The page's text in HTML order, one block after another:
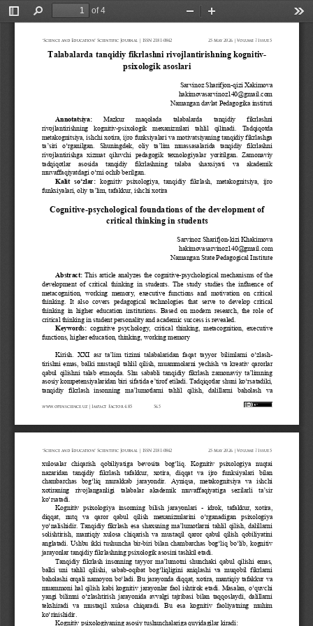
Toggle
Find
of 4
Zoom
Talabalarda tanqidiy fikrlashni rivojlantirishning kognitiv-
psixologik asoslari
Sarvinoz Sharifjon-qizi Xakimova
hakimovasarvinoz140@gmail.com
Namangan davlat Pedagogika instituti
Annotatsiya: Mazkur maqolada talabalarda tanqidiy
fikrlashni
rivojlantirishning
kognitiv-psixologik mexanizmlari tahlil qilinadi
Tadqiqotda
metakognitsiya, ishchi xotira, ijro funksiyalari va motivatsiyaning tanqidiy fikrlashga
ta’siri  o‘rganilgan.  Shuningdek,  oliy  ta’lim  muassasalarida  tanqidiy  fikrlashni
rivojlantirishga   xizmat   qiluvchi   pedagogik   texnologiyalar   yoritilgan.  Zamonaviy
tadqiqotlar     asosida     tanqidiy     fikrlashning     talaba     shaxsiyati     va     akademik
muvaffaqiyatdagi o‘rni ochib berilgan.
Kalit  so‘zlar:
kognitiv   psixologiya,   tanqidiy   fikrlash,   metakognitsiya,   ijro
funksiyalari, oliy ta’lim, tafakkur, ishchi xotira
Cognitive-psychological foundations of the development of
critical thinking in students
Sarvinoz Sharifjon-kizi Khakimova
hakimovasarvinoz140@gmail.com
Namangan State Pedagogical Institute
Abstract: This  article  analyzes  the  cognitive-psychological  mechanisms  of  the
development  of  critical  thinking  in  students.  The  study  studies  the  influence  of
metacognition,  working  memory,  executive  functions  and  motivation  on  critical
thinking.  It  also  covers  pedagogical  technologies  that  serve  to  develop  critical
thinking  in  higher  education  institutions.  Based  on  modern  research,  the  role  of
critical thinking in student personality and academic success is revealed.
Keywords: cognitive  psychology,  critical  thinking,  metacognition,  executive
functions, higher education, thinking, working memory
Kirish. XXI  asr  ta’lim  tizimi  talabalaridan  faqat  tayyor  bilimlarni  o‘zlash-
tirishni  emas,  balki  mustaqil  tahlil  qilish,  muammolarni  yechish  va  kreativ  qarorlar
qabul  qilishni  talab  etmoqda.  Shu  sababli  tanqidiy  fikrlash  zamonaviy  ta’limning
asosiy kompetensiyalaridan biri sifatida e’tirof etiladi. Tadqiqotlar shuni ko‘rsatadiki,
tanqidiy  fikrlash  insonning  ma’lumotlarni  tahlil  qilish,  dalillarni  baholash  va
“Science and Education” Scientific Journal | ISSN 2181-0842 25 May 2026 | Volume 7 Issue 5
www.openscience.uz | Impact Factor 4.85 565
xulosalar  chiqarish  qobiliyatiga  bevosita  bog‘liq.
Kognitiv   psixologiya   nuqtai
nazaridan   tanqidiy   fikrlash   tafakkur,   xotira,   diqqat   va   ijro   funksiyalari   bilan
chambarchas  bog‘liq  murakkab  jarayondir.  Ayniqsa,  metakognitsiya  va  ishchi
xotiraning  rivojlanganligi  talabalar  akademik  muvaffaqiyatiga  sezilarli  ta’sir
ko‘rsatadi.
Kognitiv  psixologiya  insonning  bilish  jarayonlari
-
idrok,  tafakkur,  xotira,
diqqat,  nutq  va  qaror  qabul  qilish  mexanizmlarini  o‘rganadigan  psixologiya
yo‘nalishidir. Tanqidiy fikrlash esa shaxsning ma’lumotlarni tahlil qilish, dalillarni
solishtirish,  mantiqiy  xulosa  chiqarish  va  mustaqil  qaror  qabul  qilish  qobiliyatini
anglatadi.  Ushbu  ikki  tushuncha  bir-biri bilan chambarchas bog‘liq bo‘lib, kognitiv
jarayonlar tanqidiy fikrlashning psixologik asosini tashkil etadi.
Tanqidiy fikrlash insonning tayyor ma’lumotni shunchaki qabul qilishi emas,
balki  uni  tahlil  qilishi,  sabab-oqibat  bog‘liqligini  aniqlashi  va  muqobil  fikrlarni
baholashi orqali namoyon bo‘ladi. Bu jarayonda diqqat, xotira, mantiqiy tafakkur va
muammoni hal qilish kabi kognitiv jarayonlar faol ishtirok etadi. Masalan, o‘quvchi
yangi bilimni o‘zlashtirish jarayonida avvalgi tajribasi  bilan  taqqoslaydi,  dalillarni
tekshiradi   va   mustaqil   xulosa   chiqaradi.   Bu   esa   kognitiv   faoliyatning   muhim
ko‘rinishidir.
Kognitiv psixologiyaning asosiy tushunchalariga quyidagilar kiradi:
“Science and Education” Scientific Journal | ISSN 2181-0842 25 May 2026 | Volume 7 Issue 5